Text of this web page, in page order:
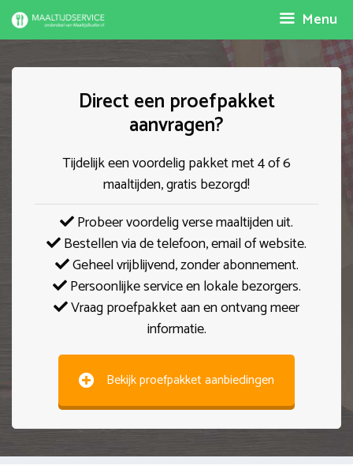
Spring
naar
Menu
Direct een proefpakket
aanvragen?
Tijdelijk een voordelig pakket met 4 of 6
maaltijden, gratis bezorgd!
Probeer voordelig verse maaltijden uit.
Bestellen via de telefoon, email of website.
Geheel vrijblijvend, zonder abonnement.
Persoonlijke service en lokale bezorgers.
Vraag proefpakket aan en ontvang meer
informatie.
Bekijk proefpakket aanbiedingen